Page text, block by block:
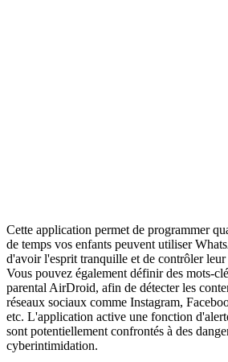
Cette application permet de programmer
de temps vos enfants peuvent utiliser
d'avoir l'esprit tranquille et de contrôler leur
Vous pouvez également définir des mots-
parental AirDroid, afin de détecter les
réseaux sociaux comme Instagram,
etc. L'application active une fonction
sont potentiellement confrontés à des
cyberintimidation.